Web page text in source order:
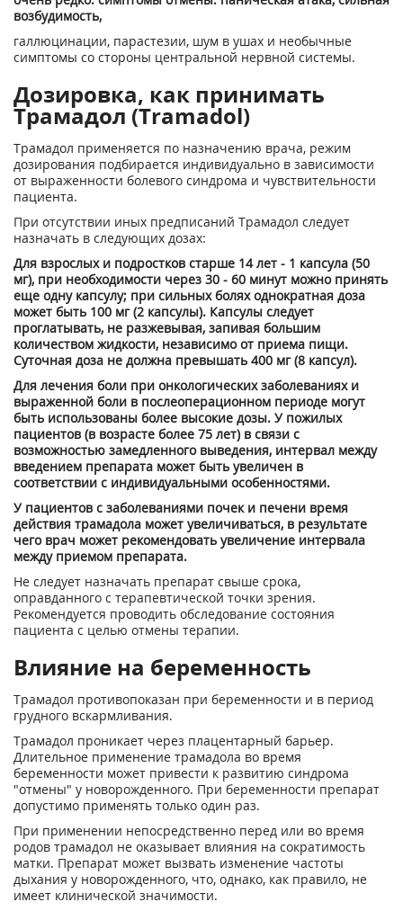
возбудимость,
галлюцинации, парастезии, шум в ушах и необычные
симптомы со стороны центральной нервной системы.
Дозировка, как принимать
Трамадол (Tramadol)
Трамадол применяется по назначению врача, режим
дозирования подбирается индивидуально в зависимости
от выраженности болевого синдрома и чувствительности
пациента.
При отсутствии иных предписаний Трамадол следует
назначать в следующих дозах:
Для взрослых и подростков старше 14 лет - 1 капсула (50
мг), при необходимости через 30 - 60 минут можно принять
еще одну капсулу; при сильных болях однократная доза
может быть 100 мг (2 капсулы). Капсулы следует
проглатывать, не разжевывая, запивая большим
количеством жидкости, независимо от приема пищи.
Суточная доза не должна превышать 400 мг (8 капсул).
Для лечения боли при онкологических заболеваниях и
выраженной боли в послеоперационном периоде могут
быть использованы более высокие дозы. У пожилых
пациентов (в возрасте более 75 лет) в связи с
возможностью замедленного выведения, интервал между
введением препарата может быть увеличен в
соответствии с индивидуальными особенностями.
У пациентов с заболеваниями почек и печени время
действия трамадола может увеличиваться, в результате
чего врач может рекомендовать увеличение интервала
между приемом препарата.
Не следует назначать препарат свыше срока,
оправданного с терапевтической точки зрения.
Рекомендуется проводить обследование состояния
пациента с целью отмены терапии.
Влияние на беременность
Трамадол противопоказан при беременности и в период
грудного вскармливания.
Трамадол проникает через плацентарный барьер.
Длительное применение трамадола во время
беременности может привести к развитию синдрома
"отмены" у новорожденного. При беременности препарат
допустимо применять только один раз.
При применении непосредственно перед или во время
родов трамадол не оказывает влияния на сократимость
матки. Препарат может вызвать изменение частоты
дыхания у новорожденного, что, однако, как правило, не
имеет клинической значимости.